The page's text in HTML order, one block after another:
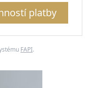
platby
FAPI.